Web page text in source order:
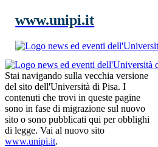
www.unipi.it
Stai navigando sulla vecchia versione
del sito dell'Università di Pisa. I
contenuti che trovi in queste pagine
sono in fase di migrazione sul nuovo
sito o sono pubblicati qui per obblighi
di legge. Vai al nuovo sito
www.unipi.it.